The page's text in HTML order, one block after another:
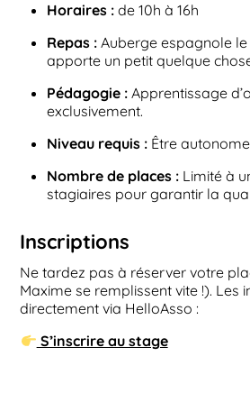
Horaires : de 10h à 16h
Repas : Auberge espagnole
apporte un petit quelque
Pédagogie : Apprentissage
exclusivement.
Niveau requis : Être
Nombre de places : Limité à
stagiaires pour garantir la
Inscriptions
Ne tardez pas à réserver votre
Maxime se remplissent vite !). Les
directement via HelloAsso :
S’inscrire au stage